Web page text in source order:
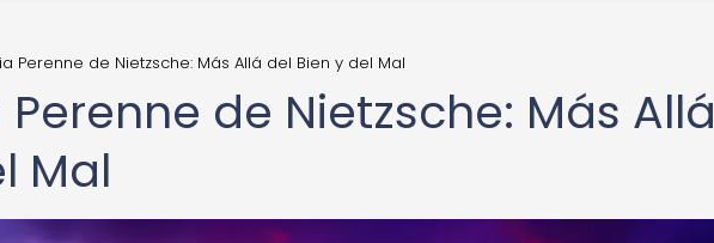
Perenne de Nietzsche: Más Allá del Bien y del Mal
de Nietzsche: Más Allá
Mal